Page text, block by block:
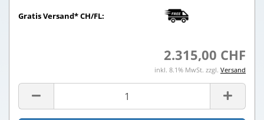
Gratis Versand* CH/FL:
2.315,00 CHF
inkl. 8.1% MwSt. zzgl. Versand